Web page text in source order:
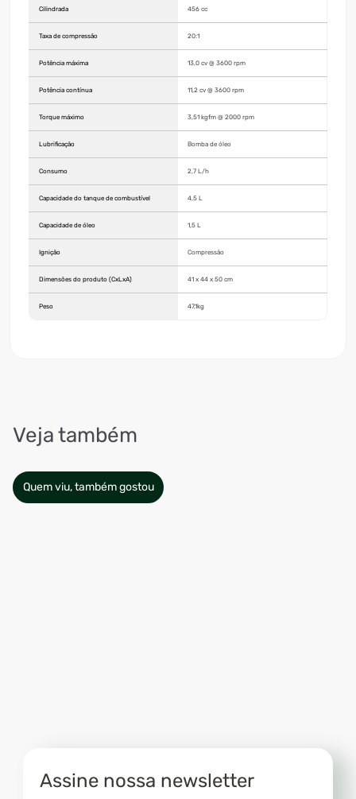
Cilindrada 456 cc
Taxa de compressão 20:1
Potência máxima 13,0 cv @ 3600 rpm
Potência contínua 11,2 cv @ 3600 rpm
Torque máximo 3,51 kgfm @ 2000 rpm
Lubrificação Bomba de óleo
Consumo 2,7 L/h
Capacidade do tanque de combustível 4,5 L
Capacidade de óleo 1,5 L
Ignição Compressão
Dimensões do produto (CxLxA) 41 x 44 x 50 cm
Peso 47,1kg
Veja também
Quem viu, também gostou
Assine nossa newsletter